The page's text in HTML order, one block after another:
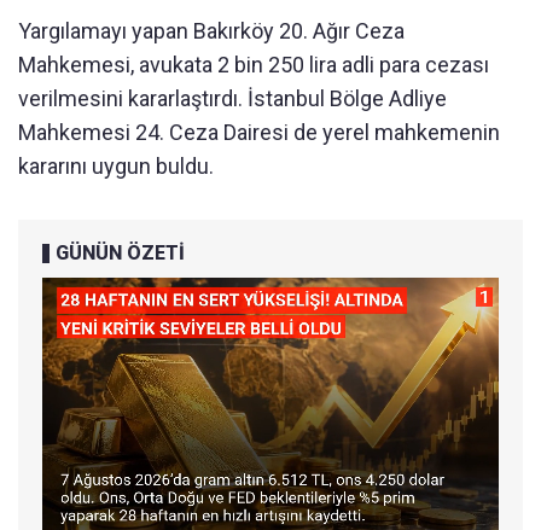
Yargılamayı yapan Bakırköy 20. Ağır Ceza
Mahkemesi, avukata 2 bin 250 lira adli para cezası
verilmesini kararlaştırdı. İstanbul Bölge Adliye
Mahkemesi 24. Ceza Dairesi de yerel mahkemenin
kararını uygun buldu.
GÜNÜN ÖZETİ